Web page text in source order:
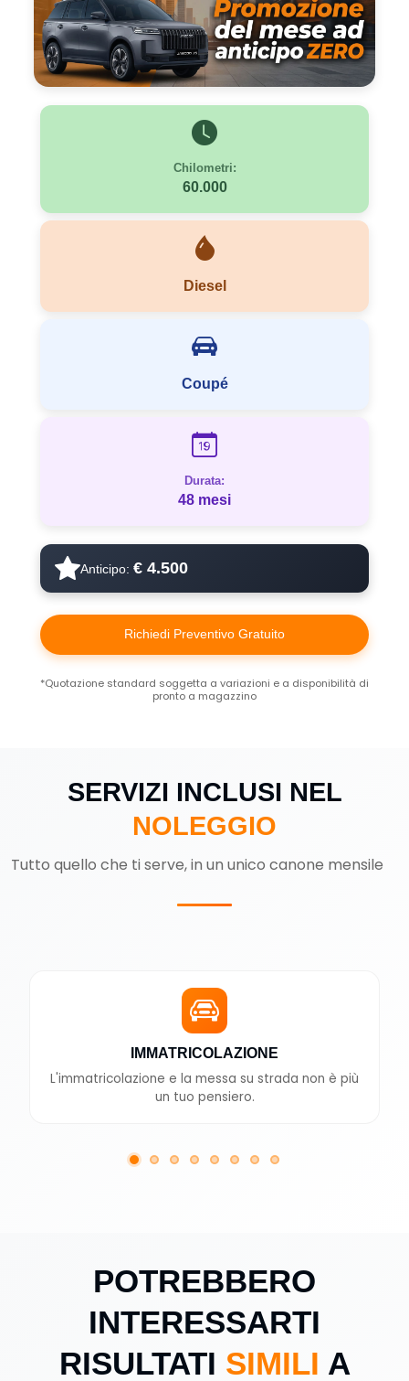
Chilometri:
60.000
Diesel
Coupé
Durata:
48 mesi
Anticipo: € 4.500
Richiedi Preventivo Gratuito
*Quotazione standard soggetta a variazioni e a disponibilità di
pronto a magazzino
SERVIZI INCLUSI NEL
NOLEGGIO
Tutto quello che ti serve, in un unico canone mensile
IMMATRICOLAZIONE
L'immatricolazione e la messa su strada non è più
un tuo pensiero.
POTREBBERO
INTERESSARTI
RISULTATI SIMILI A